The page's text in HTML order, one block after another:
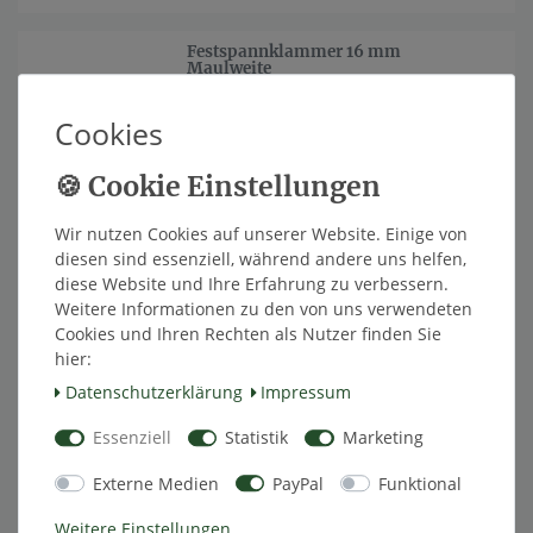
Festspannklammer 16 mm
Maulweite
inkl. ges. MwSt.
Festspannklammer 26 mm
Maulweite
9,50 € *
In den Warenkorb
Koaxkabel H155 PE, TNC-
Einbaubuchse / TNC-Stecker, 2000
41,65 € *
Cookies
Wir nutzen Cookies auf unserer Website. Einige von
diesen sind essenziell, während andere uns helfen,
diese Website und Ihre Erfahrung zu verbessern.
Weitere Informationen zu den von uns verwendeten
Cookies und Ihren Rechten als Nutzer finden Sie
hier:
Daten­schutz­erklärung
Impressum
Essenziell Statistik Marketing
Externe Medien PayPal Funktional